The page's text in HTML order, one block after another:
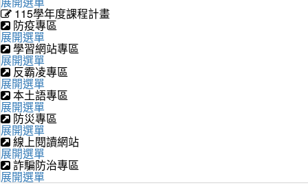
115學年度課程計畫
防疫專區
展開選單
學習網站專區
展開選單
反霸凌專區
展開選單
本土語專區
展開選單
防災專區
展開選單
線上閱讀網站
展開選單
詐騙防治專區
展開選單